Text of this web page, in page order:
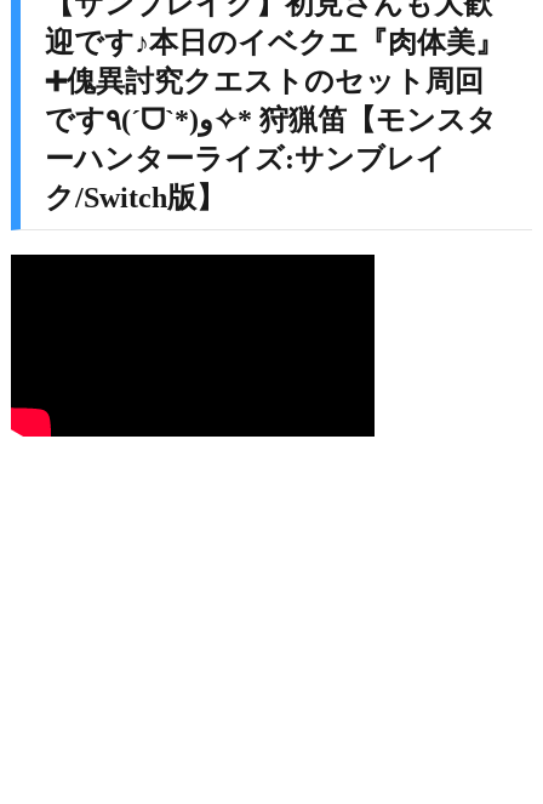
迎です♪本日のイベクエ『肉体美』
➕傀異討究クエストのセット周回
です٩(ˊᗜˋ*)و✧* 狩猟笛【モンスタ
ーハンターライズ:サンブレイ
ク/Switch版】